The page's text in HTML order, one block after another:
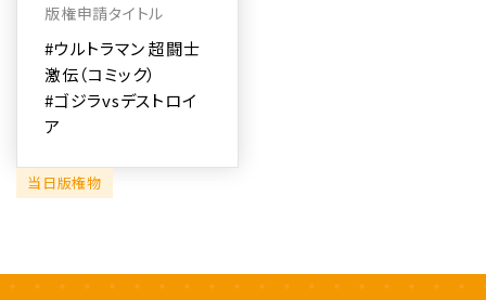
版権申請タイトル
#ウルトラマン 超闘士
激伝（コミック）
#ゴジラvsデストロイ
ア
当日版権物